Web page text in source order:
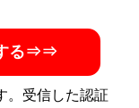
る⇒⇒
。受信した認証